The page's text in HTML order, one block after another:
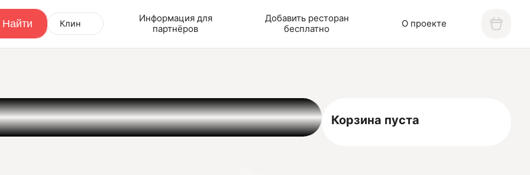
Клин
Информация для
партнёров
Добавить ресторан
бесплатно
О проекте
Корзина пуста